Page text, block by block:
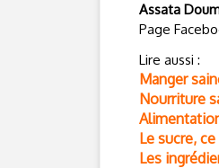
Assata
Page
Lire aussi :
Manger
Nourriture
Le sucre,
Les